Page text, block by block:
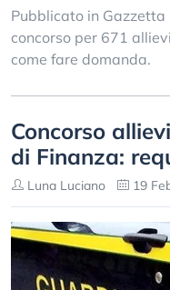
Pubblicato in
concorso per 671
come fare domanda.
Concorso
di Finanza:
Luna Luciano 19